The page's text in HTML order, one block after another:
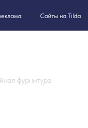
Сайты на Tilda Кейсы
фурнитура